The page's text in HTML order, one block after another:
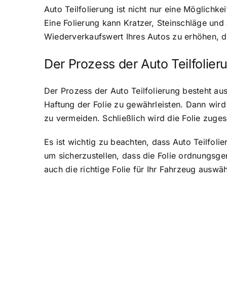
Auto Teilfolierung ist nicht nur eine
Eine Folierung kann Kratzer, Steinschläge
Wiederverkaufswert Ihres Autos zu erhöhen,
Der Prozess der Auto
Der Prozess der Auto Teilfolierung besteht
Haftung der Folie zu gewährleisten. Dann
zu vermeiden. Schließlich wird die Folie
Es ist wichtig zu beachten, dass Auto
um sicherzustellen, dass die Folie
auch die richtige Folie für Ihr Fahrzeug